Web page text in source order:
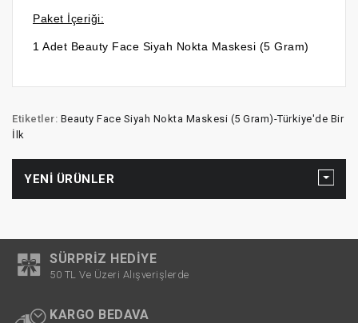
Paket İçeriği:
1 Adet Beauty Face Siyah Nokta Maskesi (5 Gram)
Etiketler: Beauty Face Siyah Nokta Maskesi (5 Gram)-Türkiye'de Bir
İlk
YENI ÜRÜNLER
SÜRPRIZ HEDIYE
50 TL Ve Üzeri Alışverişlerde
KARGO BEDAVA